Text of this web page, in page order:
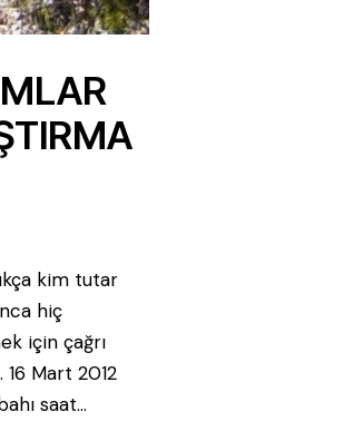
kim tutar
hiç
için çağrı
Mart 2012
saat…